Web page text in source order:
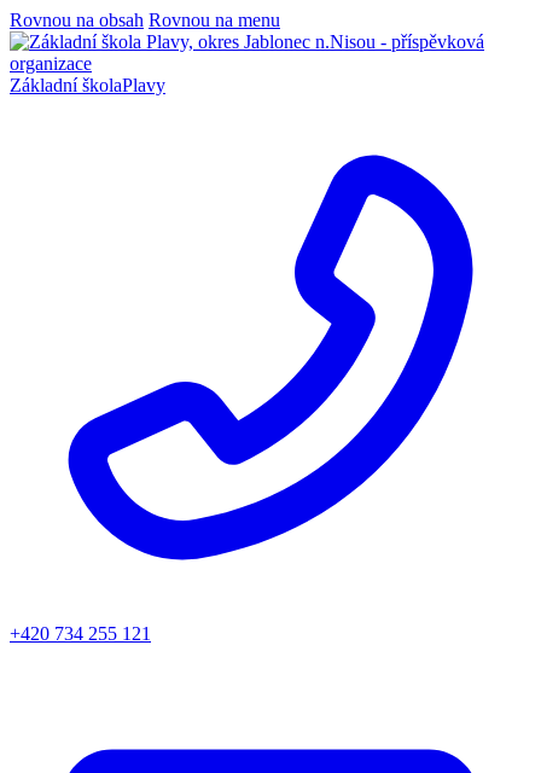
Rovnou na obsah Rovnou na menu
Základní školaPlavy
+420 734 255 121